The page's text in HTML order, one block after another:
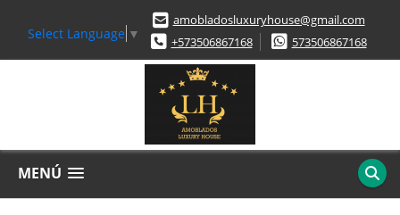
Select Language ▼
amobladosluxuryhouse@gmail.com
+573506867168
573506867168
MENÚ